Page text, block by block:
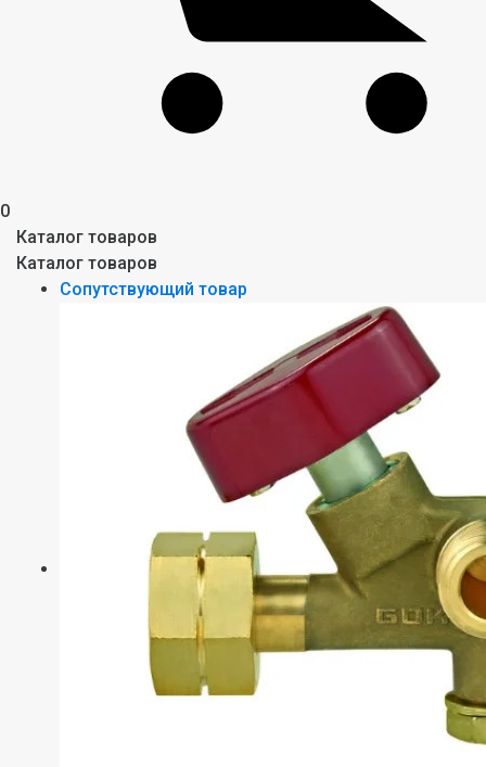
0
Каталог товаров
Каталог товаров
Сопутствующий товар